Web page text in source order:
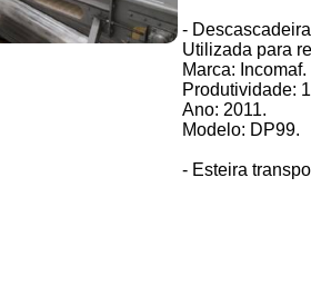
-
Utilizada para
Marca: Incomaf.
Produtividade:
Ano: 2011.
Modelo: DP99.
- Esteira